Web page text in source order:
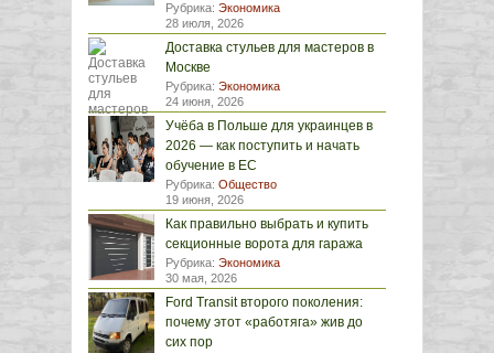
Рубрика: Экономика
28 июля, 2026
Доставка стульев для мастеров в
Москве
Рубрика: Экономика
24 июня, 2026
Учёба в Польше для украинцев в
2026 — как поступить и начать
обучение в ЕС
Рубрика: Общество
19 июня, 2026
Как правильно выбрать и купить
секционные ворота для гаража
Рубрика: Экономика
30 мая, 2026
Ford Transit второго поколения:
почему этот «работяга» жив до
сих пор